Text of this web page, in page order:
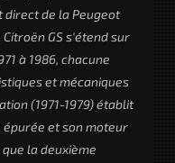
direct de la Peugeot
GS s'étend sur
à 1986, chacune
et mécaniques
(1971-1979) établit
et son moteur
la deuxième